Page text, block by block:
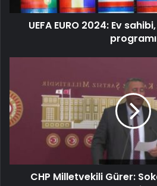
UEFA EURO 2024: Ev
programı
CHP Milletvekili Gürer: